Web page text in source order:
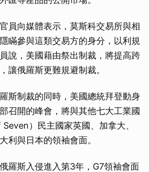
員向媒體表示，莫斯科交易所與相
瞞參與這類交易方的身分，以利規
說，美國藉由祭出制裁，將提高跨
讓俄羅斯更難規避制裁。
斯制裁的同時，美國總統拜登動身
召開的峰會，將與其他七大工業國
）民主國家英國、加拿大、
利與日本的領袖會面。
羅斯入侵進入第3年，G7領袖會面